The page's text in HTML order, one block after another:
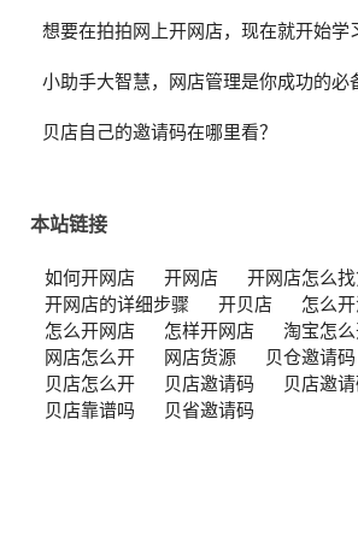
想要在拍拍网上开网店，现在就开始学
小助手大智慧，网店管理是你成功的必
贝店自己的邀请码在哪里看？
本站链接
如何开网店 开网店
开网店怎么
开网店的详细步骤
开贝店
怎么
怎么开网店
怎样开网店
淘宝怎
网店怎么开
网店货源 贝仓邀请码
贝店怎么开
贝店邀请码
贝店邀
贝店靠谱吗
贝省邀请码